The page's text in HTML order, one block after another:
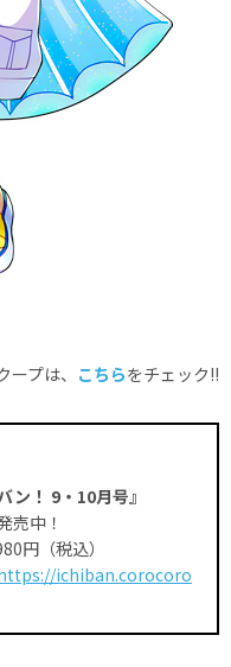
プは、 こちらをチェック!!
ン！ 9・10月号』
売中！
円（税込）
ichiban.corocoro